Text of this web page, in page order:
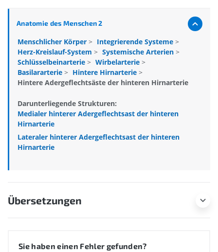
Anatomie des Menschen 2
Menschlicher Körper > Integrierende Systeme >
Herz-Kreislauf-System > Systemische Arterien >
Schlüsselbeinarterie > Wirbelarterie >
Basilararterie > Hintere Hirnarterie >
Hintere Adergeflechtsäste der hinteren Hirnarterie
Darunterliegende Strukturen:
Medialer hinterer Adergeflechtsast der hinteren
Hirnarterie
Lateraler hinterer Adergeflechtsast der hinteren
Hirnarterie
Übersetzungen
Sie haben einen Fehler gefunden?